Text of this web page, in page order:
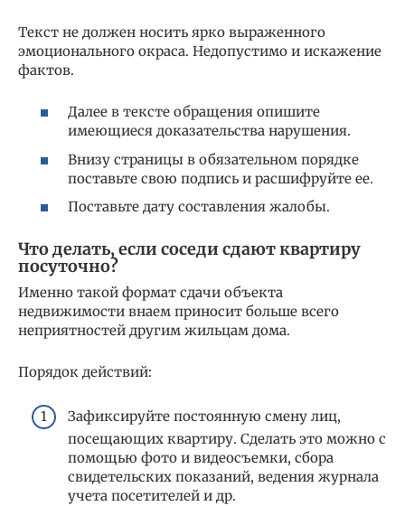
Текст не должен носить ярко выраженного
эмоционального окраса. Недопустимо и искажение
фактов.
Далее в тексте обращения опишите
имеющиеся доказательства нарушения.
Внизу страницы в обязательном порядке
поставьте свою подпись и расшифруйте ее.
Поставьте дату составления жалобы.
Что делать, если соседи сдают квартиру
посуточно?
Именно такой формат сдачи объекта
недвижимости внаем приносит больше всего
неприятностей другим жильцам дома.
Порядок действий:
Зафиксируйте постоянную смену лиц,
посещающих квартиру. Сделать это можно с
помощью фото и видеосъемки, сбора
свидетельских показаний, ведения журнала
учета посетителей и др.